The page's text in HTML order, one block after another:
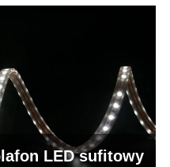
LED sufitowy